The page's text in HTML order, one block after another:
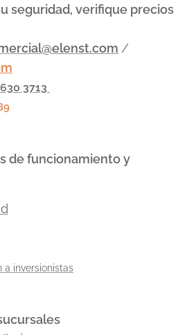
seguridad, verifique precios
/
3713
de funcionamiento y
a inversionistas